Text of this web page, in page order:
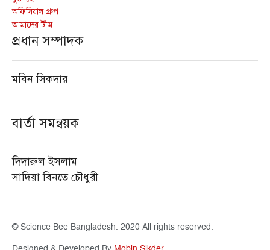
অফিসিয়াল গ্রুপ
আমাদের টীম
প্রধান সম্পাদক
মবিন সিকদার
বার্তা সমন্বয়ক
দিদারুল ইসলাম
সাদিয়া বিনতে চৌধুরী
© Science Bee Bangladesh. 2020 All rights reserved.